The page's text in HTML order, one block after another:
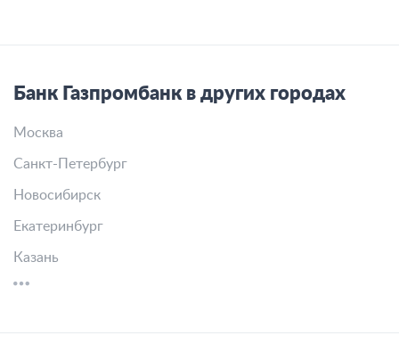
Банк Газпромбанк в других городах
Москва
Санкт-Петербург
Новосибирск
Екатеринбург
Казань